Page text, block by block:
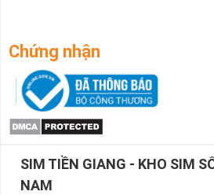
Chứng nhận
SIM TIỀN GIANG - KHO SIM
NAM